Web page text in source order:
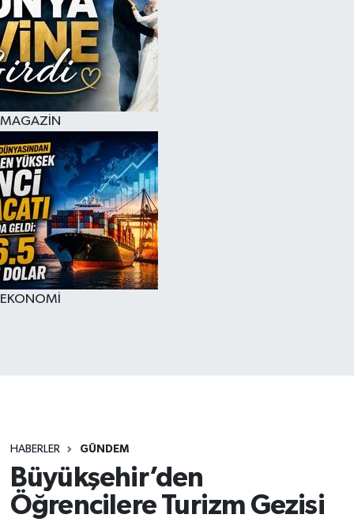
MAGAZİN
EKONOMİ
HABERLER GÜNDEM
Büyükşehir’den
Öğrencilere Turizm Gezisi